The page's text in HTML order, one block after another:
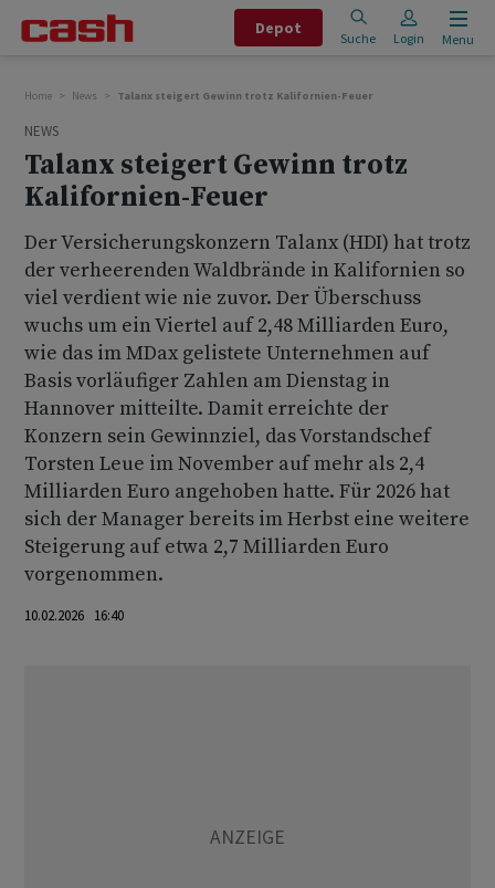
Depot
Suche Login Menu
Home News Talanx steigert Gewinn trotz Kalifornien-Feuer
NEWS
Talanx steigert Gewinn trotz
Kalifornien-Feuer
Der Versicherungskonzern Talanx (HDI) hat trotz
der verheerenden Waldbrände in Kalifornien so
viel verdient wie nie zuvor. Der Überschuss
wuchs um ein Viertel auf 2,48 Milliarden Euro,
wie das im MDax gelistete Unternehmen auf
Basis vorläufiger Zahlen am Dienstag in
Hannover mitteilte. Damit erreichte der
Konzern sein Gewinnziel, das Vorstandschef
Torsten Leue im November auf mehr als 2,4
Milliarden Euro angehoben hatte. Für 2026 hat
sich der Manager bereits im Herbst eine weitere
Steigerung auf etwa 2,7 Milliarden Euro
vorgenommen.
10.02.2026 16:40